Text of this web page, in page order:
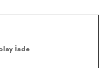
İade